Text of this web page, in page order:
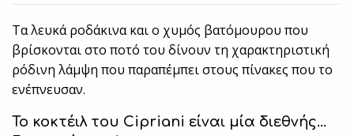
Τα λευκά ροδάκινα και ο χυμός βατόμουρου που
βρίσκονται στο ποτό του δίνουν τη χαρακτηριστική
ρόδινη λάμψη που παραπέμπει στους πίνακες που το
ενέπνευσαν.
Το κοκτέιλ του Cipriani είναι μία διεθνής…